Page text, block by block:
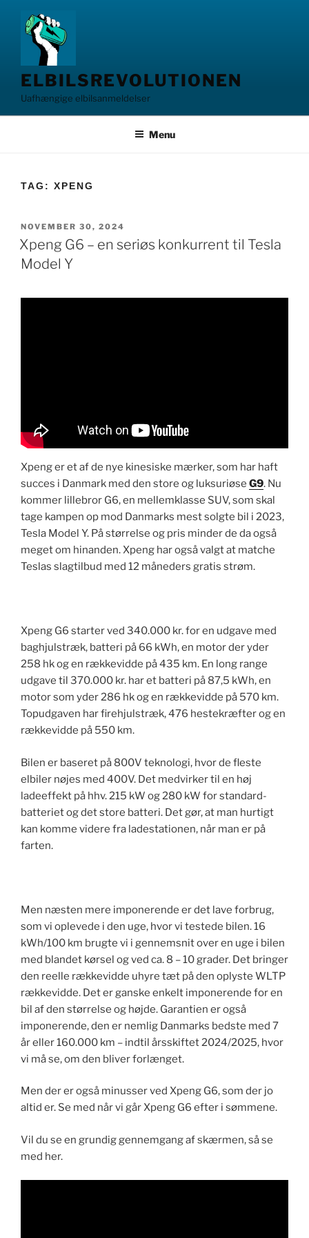
indhold
ELBILSREVOLUTIONEN
Uafhængige elbilsanmeldelser
Menu
TAG: XPENG
UDGIVET
DEN
NOVEMBER 30, 2024
Xpeng G6 – en seriøs konkurrent til Tesla
Model Y
Xpeng er et af de nye kinesiske mærker, som har haft
succes i Danmark med den store og luksuriøse G9. Nu
kommer lillebror G6, en mellemklasse SUV, som skal
tage kampen op mod Danmarks mest solgte bil i 2023,
Tesla Model Y. På størrelse og pris minder de da også
meget om hinanden. Xpeng har også valgt at matche
Teslas slagtilbud med 12 måneders gratis strøm.
Xpeng G6 starter ved 340.000 kr. for en udgave med
baghjulstræk, batteri på 66 kWh, en motor der yder
258 hk og en rækkevidde på 435 km. En long range
udgave til 370.000 kr. har et batteri på 87,5 kWh, en
motor som yder 286 hk og en rækkevidde på 570 km.
Topudgaven har firehjulstræk, 476 hestekræfter og en
rækkevidde på 550 km.
Bilen er baseret på 800V teknologi, hvor de fleste
elbiler nøjes med 400V. Det medvirker til en høj
ladeeffekt på hhv. 215 kW og 280 kW for standard-
batteriet og det store batteri. Det gør, at man hurtigt
kan komme videre fra ladestationen, når man er på
farten.
Men næsten mere imponerende er det lave forbrug,
som vi oplevede i den uge, hvor vi testede bilen. 16
kWh/100 km brugte vi i gennemsnit over en uge i bilen
med blandet kørsel og ved ca. 8 – 10 grader. Det bringer
den reelle rækkevidde uhyre tæt på den oplyste WLTP
rækkevidde. Det er ganske enkelt imponerende for en
bil af den størrelse og højde. Garantien er også
imponerende, den er nemlig Danmarks bedste med 7
år eller 160.000 km – indtil årsskiftet 2024/2025, hvor
vi må se, om den bliver forlænget.
Men der er også minusser ved Xpeng G6, som der jo
altid er. Se med når vi går Xpeng G6 efter i sømmene.
Vil du se en grundig gennemgang af skærmen, så se
med her.